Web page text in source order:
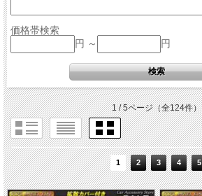
価格帯検索
円 ～
円
1 / 5ページ（全124件）
1 2 3 4 5